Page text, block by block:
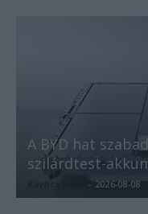
A BYD hat
szilárdtest-
- 2026-08-08